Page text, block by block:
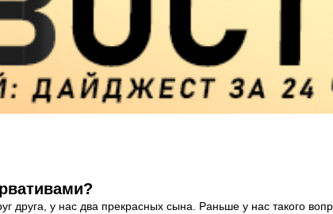
у нас два прекрасных сына. Раньше у нас такого